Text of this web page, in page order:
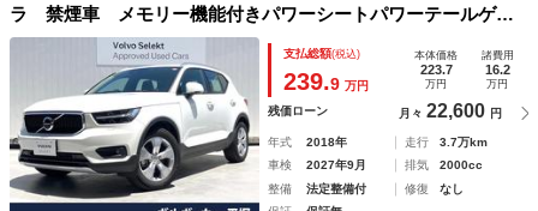
ラ 禁煙車 メモリー機能付きパワーシートパワーテールゲー
ト Ｂｌｕｅｔｏｏｔｈ ルーフレール ＥＴＣ ＢＬＩＳ
支払総額(税込)
239.9 万円
本体価格
223.7
万円
諸費用
16.2
万円
残価ローン 月々 22,600 円
年式 2018年 走行
3.7万km
車検
2027年9月 排気
2000cc
整備
法定整備付 修復
なし